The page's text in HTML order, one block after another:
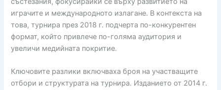
играчите и международното излагане. В контекста на
това, турнира през 2018 г. подчерта по-конкурентен
формат, който привлече по-голяма аудитория и
увеличи медийната покритие.
Ключовите разлики включваха броя на участващите
отбори и структурата на турнира. Изданието от 2014 г.